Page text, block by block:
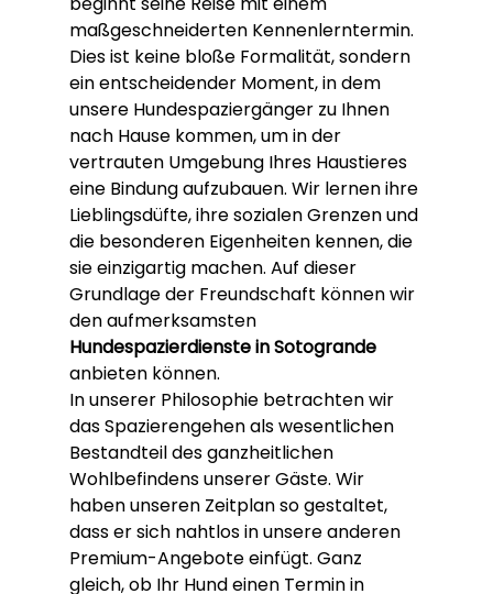
maßgeschneiderten Kennenlerntermin.
Dies ist keine bloße Formalität, sondern
ein entscheidender Moment, in dem
unsere Hundespaziergänger zu Ihnen
nach Hause kommen, um in der
vertrauten Umgebung Ihres Haustieres
eine Bindung aufzubauen. Wir lernen ihre
Lieblingsdüfte, ihre sozialen Grenzen und
die besonderen Eigenheiten kennen, die
sie einzigartig machen. Auf dieser
Grundlage der Freundschaft können wir
den aufmerksamsten
Hundespazierdienste in Sotogrande
anbieten können.
In unserer Philosophie betrachten wir
das Spazierengehen als wesentlichen
Bestandteil des ganzheitlichen
Wohlbefindens unserer Gäste. Wir
haben unseren Zeitplan so gestaltet,
dass er sich nahtlos in unsere anderen
Premium-Angebote einfügt. Ganz
gleich, ob Ihr Hund einen Termin in